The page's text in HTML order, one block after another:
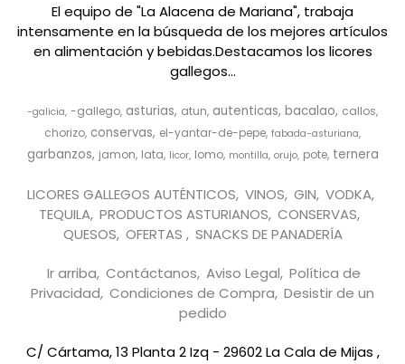
El equipo de "La Alacena de Mariana", trabaja
intensamente en la búsqueda de los mejores artículos
en alimentación y bebidas.Destacamos los licores
gallegos...
-galicia -gallego asturias atun autenticas bacalao callos
chorizo conservas el-yantar-de-pepe fabada-asturiana
garbanzos jamon lata licor lomo montilla orujo pote ternera
LICORES GALLEGOS AUTÉNTICOS VINOS GIN VODKA
TEQUILA PRODUCTOS ASTURIANOS CONSERVAS
QUESOS OFERTAS SNACKS DE PANADERÍA
Ir arriba Contáctanos Aviso Legal Política de
Privacidad Condiciones de Compra Desistir de un
pedido
C/ Cártama, 13 Planta 2 Izq - 29602 La Cala de Mijas ,